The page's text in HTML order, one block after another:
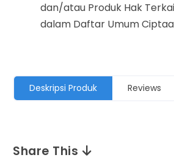
dan/atau Produk Hak
dalam Daftar Umum
Deskripsi Produk Reviews
Share This